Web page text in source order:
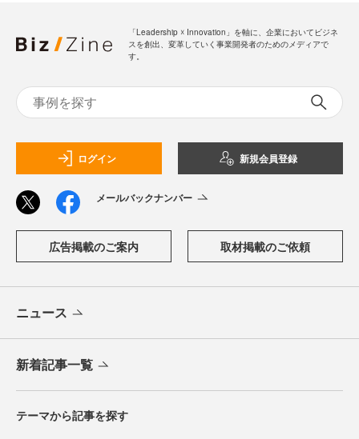
「Leadership ☓ Innovation」を軸に、企業においてビジネ
スを創出、変革していく事業開発者のためのメディアで
す。
ログイン 新規会員登録
メールバックナンバー
広告掲載のご案内 取材掲載のご依頼
ニュース
新着記事一覧
テーマから記事を探す